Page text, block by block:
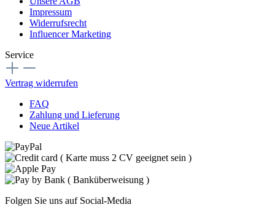
Impressum
Widerrufsrecht
Influencer Marketing
Service
Vertrag widerrufen
FAQ
Zahlung und Lieferung
Neue Artikel
Folgen Sie uns auf Social-Media